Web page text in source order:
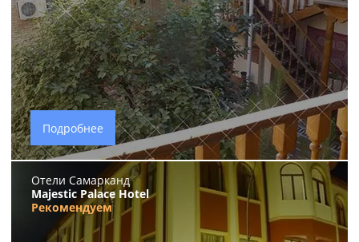
Подробнее
Отели Самарканд
Majestic Palace Hotel
Рекомендуем